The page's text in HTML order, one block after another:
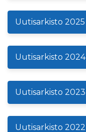
Uutisarkisto 2025
Uutisarkisto 2024
Uutisarkisto 2023
Uutisarkisto 2022